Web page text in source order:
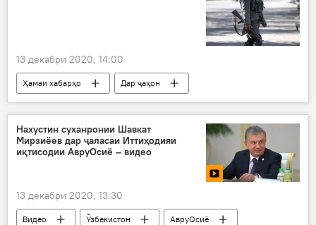
13 декабри 2020, 14:00
Ҳамаи хабарҳо
Дар ҷаҳон
Осиёи Марказӣ
фурудгоҳ
Кобул
Нахустин суханронии Шавкат
Мирзиёев дар ҷаласаи Иттиҳодияи
иқтисодии АвруОсиё – видео
13 декабри 2020, 13:30
Видео Ӯзбекистон
АвруОсиё